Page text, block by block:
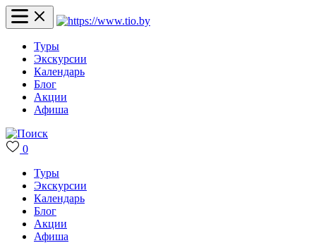
Туры
Экскурсии
Календарь
Блог
Акции
Афиша
0
Туры
Экскурсии
Календарь
Блог
Акции
Афиша